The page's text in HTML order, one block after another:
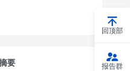
要
回顶部
报告群